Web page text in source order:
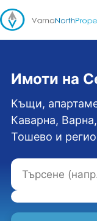
Имоти на
Къщи,
Каварна,
Тошево и